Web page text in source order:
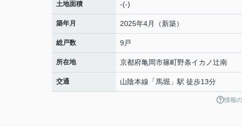
土地面積 -(-)
築年月 2025年4月（新築）
総戸数 9戸
所在地 京都府亀岡市篠町野条イカノ辻南
交通 山陰本線 「馬堀 」駅 徒歩13分
情報